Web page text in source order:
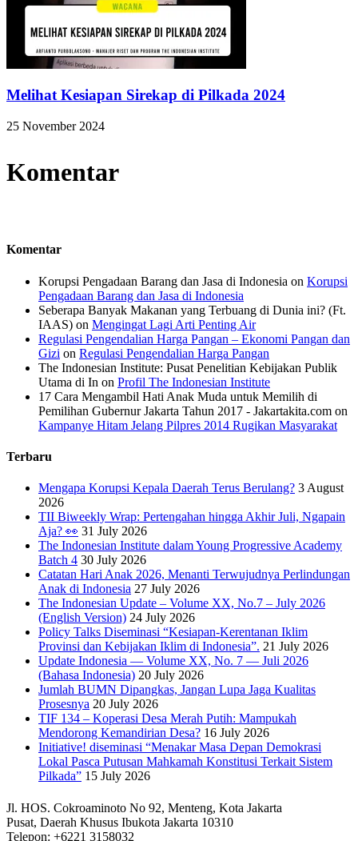
Melihat Kesiapan Sirekap di Pilkada 2024
25 November 2024
Komentar
Komentar
Korupsi Pengadaan Barang dan Jasa di Indonesia on Korupsi
Pengadaan Barang dan Jasa di Indonesia
Seberapa Banyak Makanan yang Terbuang di Dunia ini? (Ft.
IAAS) on Mengingat Lagi Arti Penting Air
Regulasi Pengendalian Harga Pangan – Ekonomi Pangan dan
Gizi on Regulasi Pengendalian Harga Pangan
The Indonesian Institute: Pusat Penelitian Kebijakan Publik
Utama di In on Profil The Indonesian Institute
17 Cara Mengambil Hati Anak Muda untuk Memilih di
Pemilihan Gubernur Jakarta Tahun 2017 - Jakartakita.com on
Kampanye Hitam Jelang Pilpres 2014 Rugikan Masyarakat
Terbaru
Mengapa Korupsi Kepala Daerah Terus Berulang? 3 August
2026
TII Biweekly Wrap: Pertengahan hingga Akhir Juli, Ngapain
Aja? 👀 31 July 2026
The Indonesian Institute dalam Young Progressive Academy
Batch 4 30 July 2026
Catatan Hari Anak 2026, Menanti Terwujudnya Perlindungan
Anak di Indonesia 27 July 2026
The Indonesian Update – Volume XX, No.7 – July 2026
(English Version) 24 July 2026
Policy Talks Diseminasi “Kesiapan-Kerentanan Iklim
Provinsi dan Kebijakan Iklim di Indonesia”. 21 July 2026
Update Indonesia — Volume XX, No. 7 — Juli 2026
(Bahasa Indonesia) 20 July 2026
Jumlah BUMN Dipangkas, Jangan Lupa Jaga Kualitas
Prosesnya 20 July 2026
TIF 134 – Koperasi Desa Merah Putih: Mampukah
Mendorong Kemandirian Desa? 16 July 2026
Initiative! diseminasi “Menakar Masa Depan Demokrasi
Lokal Pasca Putusan Mahkamah Konstitusi Terkait Sistem
Pilkada” 15 July 2026
Jl. HOS. Cokroaminoto No 92, Menteng, Kota Jakarta
Pusat, Daerah Khusus Ibukota Jakarta 10310
Telepon: +6221 3158032